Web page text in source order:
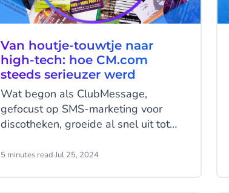
Van houtje-touwtje naar
high-tech: hoe CM.com
steeds serieuzer werd
Wat begon als ClubMessage,
gefocust op SMS-marketing voor
discotheken, groeide al snel uit tot
SMS-berichten verstuurde. Binnen vijf
5 minutes read·Jul 25, 2024